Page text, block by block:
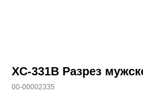
XC-331B Разрез
00-00002335